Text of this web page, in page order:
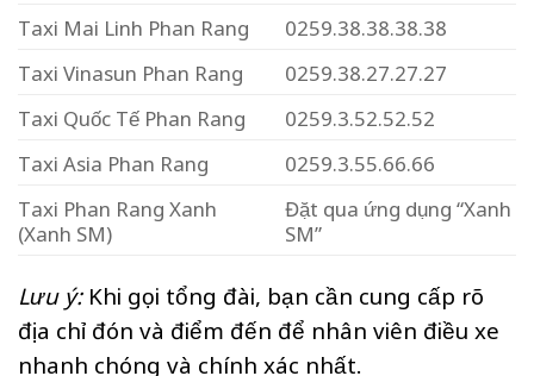
Taxi Mai Linh Phan Rang
0259.38.38.38.38
Taxi Vinasun Phan Rang
0259.38.27.27.27
Taxi Quốc Tế Phan Rang
0259.3.52.52.52
Taxi Asia Phan Rang
0259.3.55.66.66
Taxi Phan Rang Xanh
(Xanh SM)
Đặt qua ứng dụng “Xanh
SM”
Lưu ý:Khi gọi tổng đài, bạn cần cung cấp rõ
địa chỉ đón và điểm đến để nhân viên điều xe
nhanh chóng và chính xác nhất.